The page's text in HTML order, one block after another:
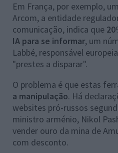
Em França, por exemplo,
Arcom, a entidade
comunicação, indica que
IA para se informar, um
Labbé, responsável
"prestes a disparar".
O problema é que estas
a manipulação. Há
websites pró-russos
ministro arménio, Nikol
vender ouro da mina de
com desconto.